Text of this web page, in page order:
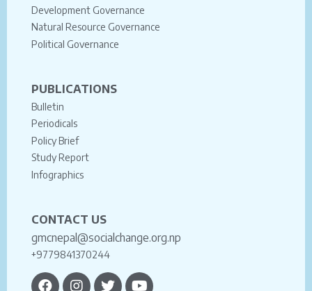
Development Governance
Natural Resource Governance
Political Governance
PUBLICATIONS
Bulletin
Periodicals
Policy Brief
Study Report
Infographics
CONTACT US
gmcnepal@socialchange.org.np
+9779841370244